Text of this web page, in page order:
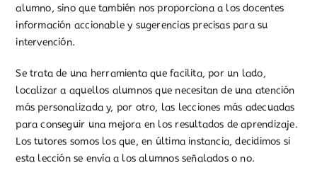
alumno, sino que también nos proporciona a los docentes
información accionable y sugerencias precisas para su
intervención.
Se trata de una herramienta que facilita, por un lado,
localizar a aquellos alumnos que necesitan de una atención
más personalizada y, por otro, las lecciones más adecuadas
para conseguir una mejora en los resultados de aprendizaje.
Los tutores somos los que, en última instancia, decidimos si
esta lección se envía a los alumnos señalados o no.